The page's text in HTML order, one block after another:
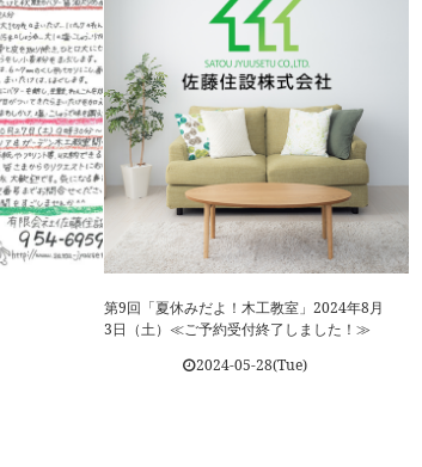
第9回「夏休みだよ！木工教室」2024年8月
3日（土）≪ご予約受付終了しました！≫
2024-05-28(Tue)